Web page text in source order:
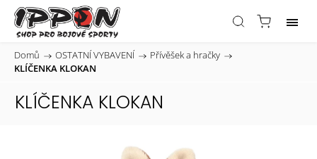
Domů / OSTATNÍ VYBAVENÍ / Přívěšek a hračky /
KLÍČENKA KLOKAN
KLÍČENKA KLOKAN